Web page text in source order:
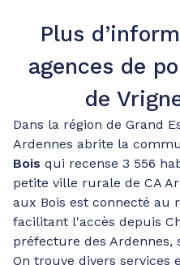
Plus
agences de
de
Dans la région de Grand
Ardennes abrite la
Bois qui recense 3 556
petite ville rurale de CA
aux Bois est connecté au
facilitant l'accès depuis
préfecture des Ardennes,
On trouve divers services